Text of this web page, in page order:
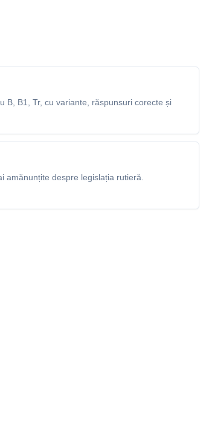
B, B1, Tr, cu variante, răspunsuri corecte și
amănunțite despre legislația rutieră.